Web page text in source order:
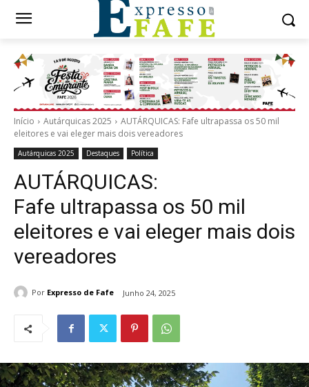
Início Autárquicas 2025
AUTÁRQUICAS: Fafe ultrapassa os 50 mil
eleitores e vai eleger mais dois vereadores
Autárquicas 2025 Destaques Política
AUTÁRQUICAS:
Fafe ultrapassa os 50 mil
eleitores e vai eleger mais dois
vereadores
Por Expresso de Fafe Junho 24, 2025